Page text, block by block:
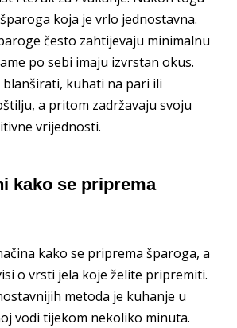
koja je vrlo jednostavna.
često zahtijevaju minimalnu
po sebi imaju izvrstan okus.
kuhati na pari ili
a pritom zadržavaju svoju
vrijednosti.
kako se priprema
kako se priprema šparoga, a
o vrsti jela koje želite pripremiti.
metoda je kuhanje u
vodi tijekom nekoliko minuta.